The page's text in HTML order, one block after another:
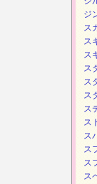
ジ
ス
ス
ス
ス
ス
ス
ス
ス
ス
ス
ス
ス